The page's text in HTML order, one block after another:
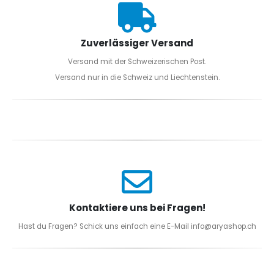
Zuverlässiger Versand
Versand mit der Schweizerischen Post.
Versand nur in die Schweiz und Liechtenstein.
Kontaktiere uns bei Fragen!
Hast du Fragen? Schick uns einfach eine E-Mail info@aryashop.ch